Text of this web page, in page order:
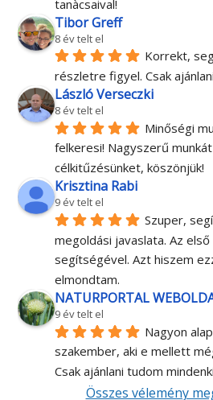
dolgozni :)
Klaudia Szőke
8 év telt el
Sokat
tanàcsaival!
Tibor Greff
8 év telt el
Korrekt,
részletre figyel. Csak
László Verseczki
8 év telt el
felkeresi! Nagyszerű
célkitűzésünket, köszönjük!
Krisztina Rabi
9 év telt el
Szuper,
megoldási javaslata. Az első
segítségével. Azt hiszem
elmondtam.
NATURPORTAL
9 év telt el